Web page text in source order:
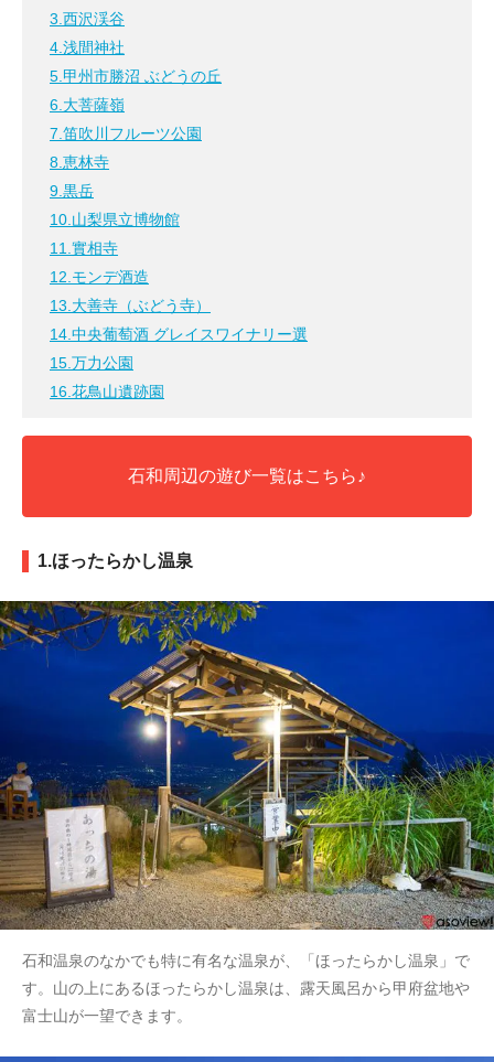
3.西沢渓谷
4.浅間神社
5.甲州市勝沼 ぶどうの丘
6.大菩薩嶺
7.笛吹川フルーツ公園
8.恵林寺
9.黒岳
10.山梨県立博物館
11.實相寺
12.モンデ酒造
13.大善寺（ぶどう寺）
14.中央葡萄酒 グレイスワイナリー選
15.万力公園
16.花鳥山遺跡園
石和周辺の遊び一覧はこちら♪
1.ほったらかし温泉
石和温泉のなかでも特に有名な温泉が、「ほったらかし温泉」で
す。山の上にあるほったらかし温泉は、露天風呂から甲府盆地や
富士山が一望できます。